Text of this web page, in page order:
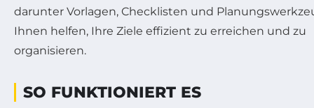
darunter Vorlagen, Checklisten und
Ihnen helfen, Ihre Ziele effizient zu erreichen und zu
organisieren.
SO FUNKTIONIERT ES